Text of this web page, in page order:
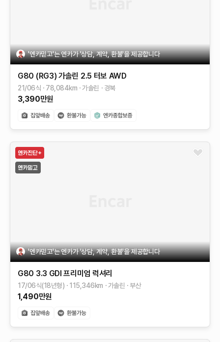
'엔카믿고'는 엔카가 '상담, 계약, 환불'을 제공합니다
G80 (RG3) 가솔린 2.5 터보 AWD
21/06식 78,084km 가솔린 경북
3,390만원
'엔카믿고'는 엔카가 '상담, 계약, 환불'을 제공합니다
G80 3.3 GDI 프리미엄 럭셔리
17/06식(18년형) 115,346km 가솔린 부산
1,490만원